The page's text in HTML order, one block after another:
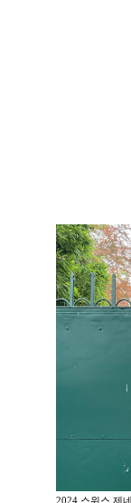
2024 스위스 제